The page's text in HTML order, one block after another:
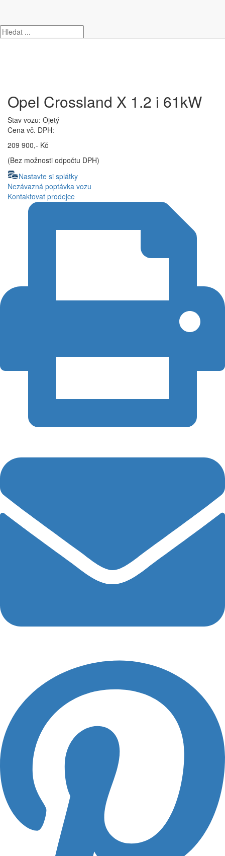
Opel Crossland X 1.2 i 61kW
Stav vozu: Ojetý
Cena vč. DPH:
209 900,- Kč
(Bez možnosti odpočtu DPH)
Nastavte si splátky
Nezávazná poptávka vozu
Kontaktovat prodejce